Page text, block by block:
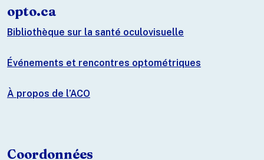
opto.ca
Bibliothèque sur la santé oculovisuelle
Événements et rencontres optométriques
À propos de l’ACO
Coordonnées